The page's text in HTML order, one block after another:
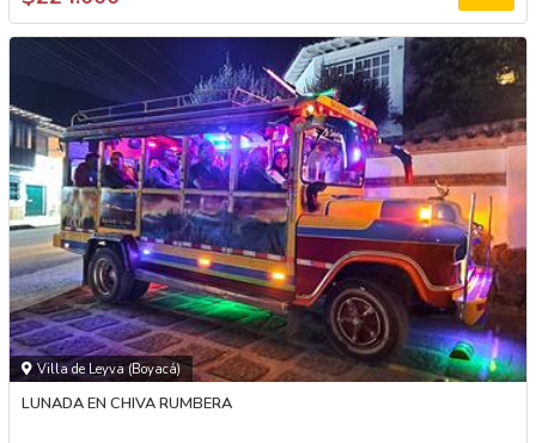
Villa de Leyva (Boyacá)
LUNADA EN CHIVA RUMBERA